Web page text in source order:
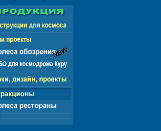
- АМЕРИКА - АЗИЯ - АФРИКА